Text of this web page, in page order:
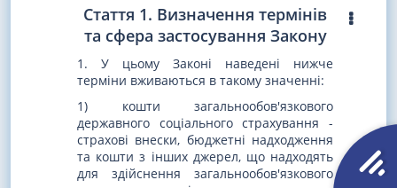
Стаття 1. Визначення термінів
та сфера застосування Закону
1. У цьому Законі наведені нижче
терміни вживаються в такому значенні:
1) кошти загальнообов'язкового
державного соціального страхування -
страхові внески, бюджетні надходження
та кошти з інших джерел, що надходять
для здійснення загальнообов'язкового